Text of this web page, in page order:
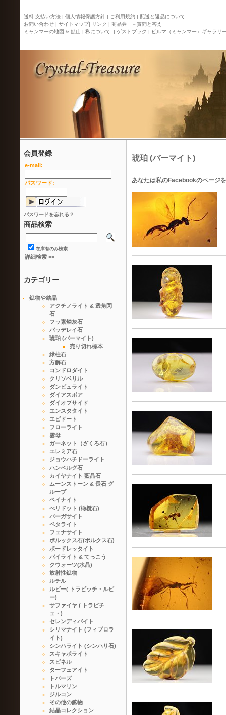
送料 支払い方法 | 個人情報保護方針 | ご利用規約 | 配送と返品について
お問い合わせ | サイトマップ| リンク | 商品券 －質問と答え
ミャンマーの地図 & 鉱山 | 私について | ゲストブック | ビルマ（ミャンマー）ギャラリ
会員登録
e-mail:
パスワード:
パスワードを忘れる？
商品検索
在庫有のみ検索
詳細検索 >>
カテゴリー
鉱物や結晶
アクチノライト & 透角閃
石
フッ素燐灰石
バッデレイ石
琥珀 (バーマイト)
売り切れ標本
緑柱石
方解石
コンドロダイト
クリソベリル
ダンビュライト
ダイアスポア
ダイオプサイド
エンスタタイト
エピドート
フローライト
雲母
ガーネット（ざくろ石）
エレミア石
ジョウハチドーライト
ハンベルグ石
カイヤナイト 藍晶石
ムーンストーン & 長石 グ
ループ
ペイナイト
ぺリドット (橄欖石)
パーガサイト
ペタライト
フェナサイト
ポルックス石(ポルクス石)
ポードレッタイト
パイライト & てっこう
クウォーツ(水晶)
放射性鉱物
ルチル
ルビー( トラピッチ・ルビ
ー)
サファイヤ ( トラピチ
ェ・)
セレンディバイト
シリマナイト (フィブロラ
イト)
シンハライト (シンハリ石)
スキャポライト
スピネル
ターフェアイト
トパーズ
トルマリン
ジルコン
その他の鉱物
結晶コレクション
琥珀 (バーマイト)
あなたは私のFacebookのページ